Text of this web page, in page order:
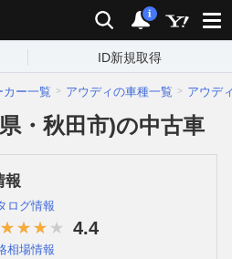
検索 通知
i
ID新規取得
カー一覧 アウディの車種一覧 アウデ
・秋田市)の中古車
報
ログ情報
4.4
相場情報